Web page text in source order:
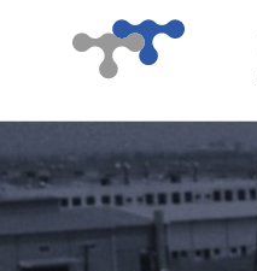
公司介紹
最新動態